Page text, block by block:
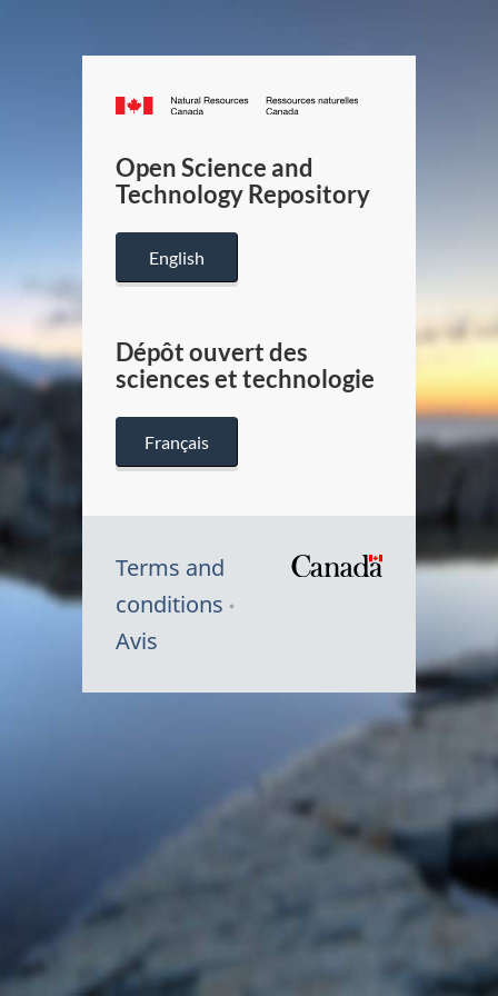
Canada.ca
/
Canada
Open Science and
Technology Repository
English
Dépôt ouvert des
sciences et technologie
Français
Terms and
conditions
Avis
du